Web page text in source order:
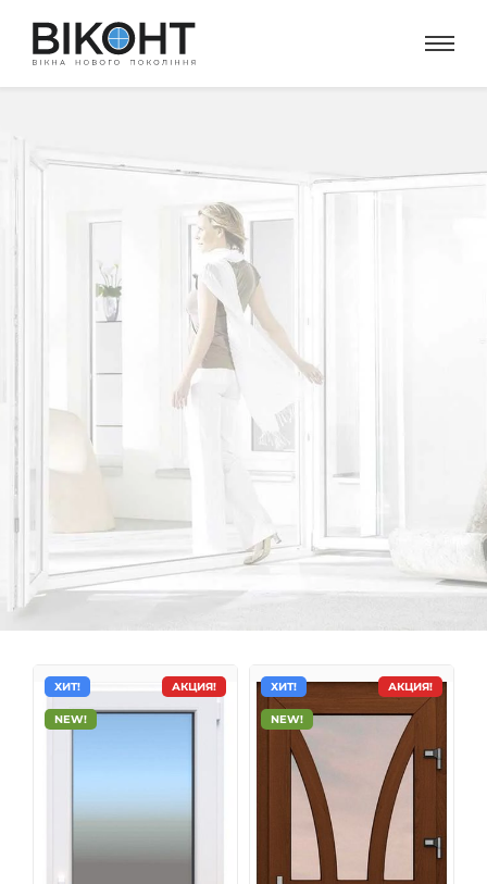
Металлопластиковые двери
АКЦИЯ!
ХИТ!
NEW!
АКЦИЯ!
ХИТ!
NEW!